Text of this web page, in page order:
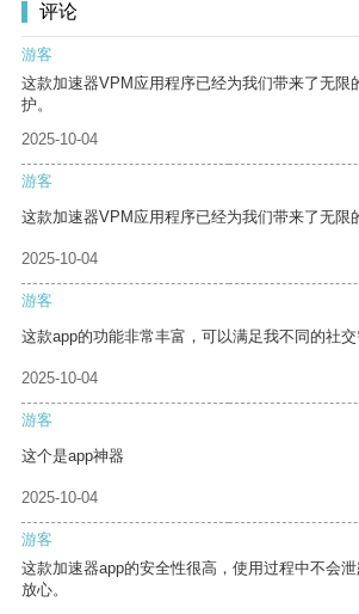
评论
游客
这款加速器VPM应用程序已经为我们带来了无限
护。
2025-10-04
游客
这款加速器VPM应用程序已经为我们带来了无限
2025-10-04
游客
这款app的功能非常丰富，可以满足我不同的社交
2025-10-04
游客
这个是app神器
2025-10-04
游客
这款加速器app的安全性很高，使用过程中不会
放心。